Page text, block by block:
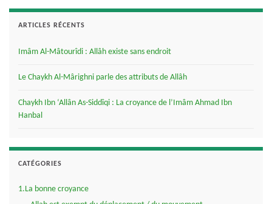
ARTICLES RÉCENTS
Imâm Al-Mâtourîdi : Allâh existe sans endroit
Le Chaykh Al-Mârighni parle des attributs de Allâh
Chaykh Ibn ‘Allân As-Siddîqi : La croyance de l’Imâm Ahmad Ibn
Hanbal
CATÉGORIES
1.La bonne croyance